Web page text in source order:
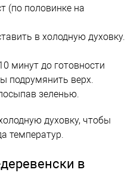
(по половинке на
в холодную духовку.
минут до готовности
подрумянить верх.
зеленью.
духовку, чтобы
температур.
в